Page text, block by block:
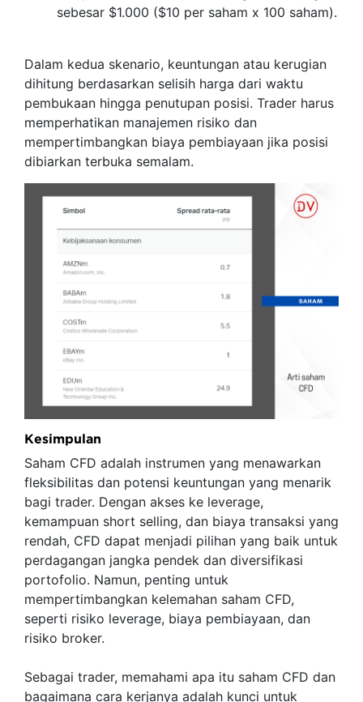
sebesar $1.000 ($10 per saham x 100 saham).
Dalam kedua skenario, keuntungan atau kerugian
dihitung berdasarkan selisih harga dari waktu
pembukaan hingga penutupan posisi. Trader harus
memperhatikan manajemen risiko dan
mempertimbangkan biaya pembiayaan jika posisi
dibiarkan terbuka semalam.
Kesimpulan
Saham CFD adalah instrumen yang menawarkan
fleksibilitas dan potensi keuntungan yang menarik
bagi trader. Dengan akses ke leverage,
kemampuan short selling, dan biaya transaksi yang
rendah, CFD dapat menjadi pilihan yang baik untuk
perdagangan jangka pendek dan diversifikasi
portofolio. Namun, penting untuk
mempertimbangkan kelemahan saham CFD,
seperti risiko leverage, biaya pembiayaan, dan
risiko broker.
Sebagai trader, memahami apa itu saham CFD dan
bagaimana cara kerjanya adalah kunci untuk